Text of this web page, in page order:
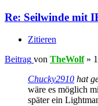
Re: Seilwinde mit
Zitieren
Beitrag von TheWolf»
Chucky2910 hat
wäre es möglich
später ein